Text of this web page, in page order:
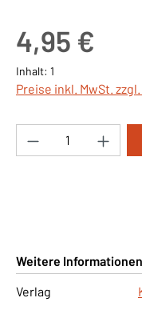
4,95 €
Inhalt: 1
Preise inkl. MwSt.
Produkt
Weitere Informationen
Verlag